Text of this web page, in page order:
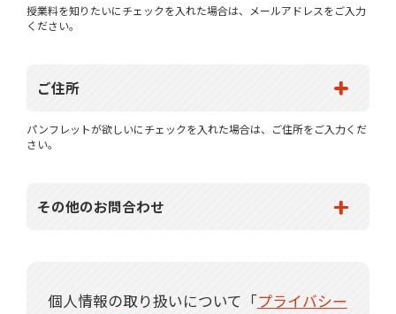
授業料を知りたいにチェックを入れた場合は、メールアドレスをご入力
ください。
ご住所
パンフレットが欲しいにチェックを入れた場合は、ご住所をご入力くだ
さい。
その他のお問合わせ
個人情報の取り扱いについて「プライバシー